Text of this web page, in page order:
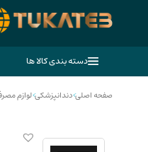
دسته بندی کالا ها
صفحه اصلی>دندانپزشکی>لوازم